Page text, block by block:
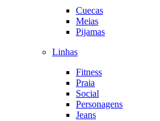
Cuecas
Meias
Pijamas
Linhas
Fitness
Praia
Social
Personagens
Jeans